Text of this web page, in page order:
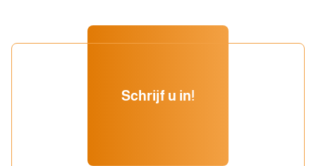
Schrijf u in!